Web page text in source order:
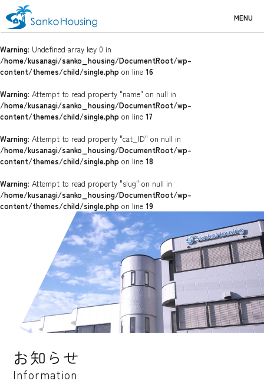
MENU
Warning: Undefined array key 0 in
/home/kusanagi/sanko_housing/DocumentRoot/wp-
content/themes/child/single.php on line 16
Warning: Attempt to read property "name" on null in
/home/kusanagi/sanko_housing/DocumentRoot/wp-
content/themes/child/single.php on line 17
Warning: Attempt to read property "cat_ID" on null in
/home/kusanagi/sanko_housing/DocumentRoot/wp-
content/themes/child/single.php on line 18
Warning: Attempt to read property "slug" on null in
/home/kusanagi/sanko_housing/DocumentRoot/wp-
content/themes/child/single.php on line 19
お知らせ
Information